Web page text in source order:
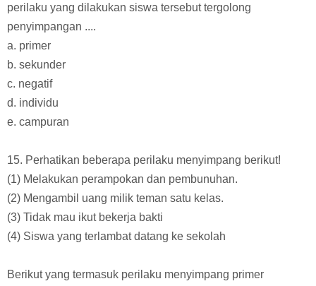
perilaku yang dilakukan siswa tersebut tergolong
penyimpangan ....
a. primer
b. sekunder
c. negatif
d. individu
e. campuran
15. Perhatikan beberapa perilaku menyimpang berikut!
(1) Melakukan perampokan dan pembunuhan.
(2) Mengambil uang milik teman satu kelas.
(3) Tidak mau ikut bekerja bakti
(4) Siswa yang terlambat datang ke sekolah
Berikut yang termasuk perilaku menyimpang primer